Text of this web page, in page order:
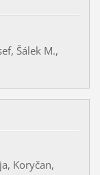
Šálek M.,
Koryčan,